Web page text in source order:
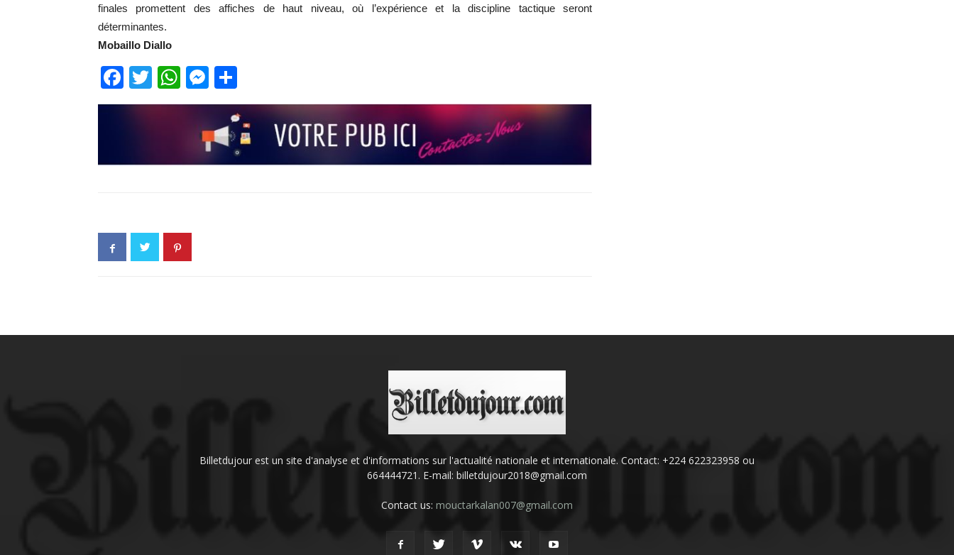
finales promettent des affiches de haut niveau, où l’expérience et la discipline tactique seront
déterminantes.
Mobaillo Diallo
Facebook
TwitterWhatsApp
Messenger
Billetdujour est un site d'analyse et d'informations sur l'actualité nationale et internationale. Contact: +224 622323958 ou
664444721. E-mail: billetdujour2018@gmail.com
Contact us: mouctarkalan007@gmail.com